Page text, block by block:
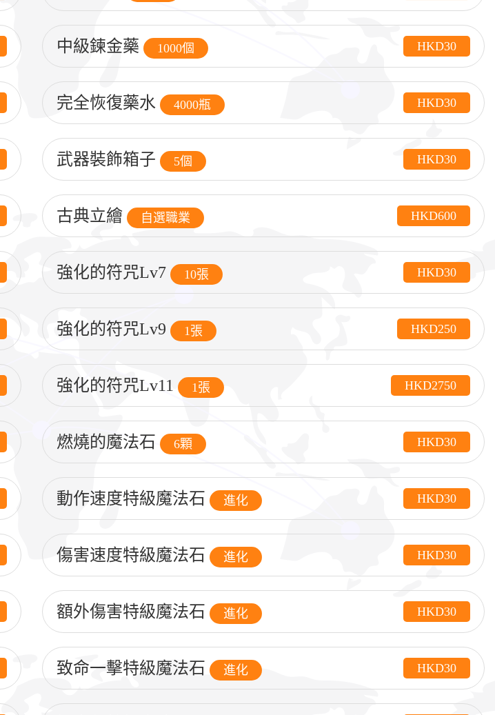
中級鍊金藥 1000個 HKD30
完全恢復藥水 4000瓶 HKD30
武器裝飾箱子 5個 HKD30
古典立繪 自選職業 HKD600
強化的符咒Lv7 10張 HKD30
強化的符咒Lv9 1張 HKD250
強化的符咒Lv11 1張 HKD2750
燃燒的魔法石 6顆 HKD30
動作速度特級魔法石 進化 HKD30
傷害速度特級魔法石 進化 HKD30
額外傷害特級魔法石 進化 HKD30
致命一擊特級魔法石 進化 HKD30